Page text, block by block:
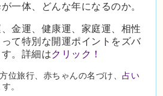
一体、どんな年になるのか。
金運、健康運、家庭運、相性
て特別な開運ポイントをズバ
。詳細はクリック！
位旅行、赤ちゃんの名づけ、占い
。